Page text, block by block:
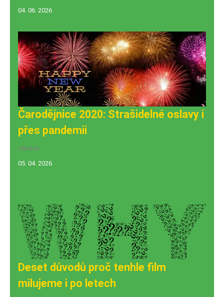
04. 06. 2026
Čarodějnice 2020: Strašidelné oslavy i
přes pandemii
zábava
05. 04. 2026
Deset důvodů proč tenhle film
milujeme i po letech